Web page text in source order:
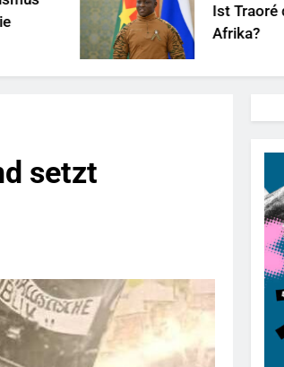
Ist Traoré die Lösung für
Afrika?
setzt